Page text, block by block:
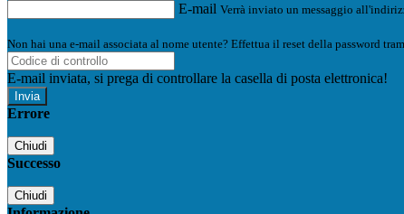
E-mail Verrà inviato un messaggio
Non hai una e-mail associata al nome utente? Effettua il reset della password
E-mail inviata, si prega di controllare la casella di posta elettronica!
Errore
Chiudi
Successo
Chiudi